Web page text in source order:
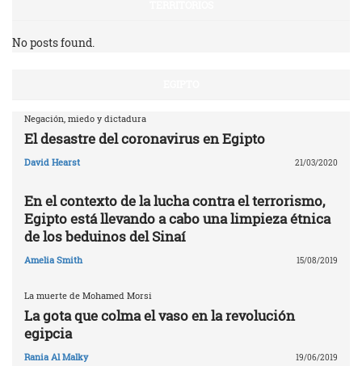
No posts found.
Negación, miedo y dictadura
El desastre del coronavirus en Egipto
David Hearst 21/03/2020
En el contexto de la lucha contra el terrorismo,
Egipto está llevando a cabo una limpieza étnica
de los beduinos del Sinaí
Amelia Smith 15/08/2019
La muerte de Mohamed Morsi
La gota que colma el vaso en la revolución
egipcia
Rania Al Malky 19/06/2019